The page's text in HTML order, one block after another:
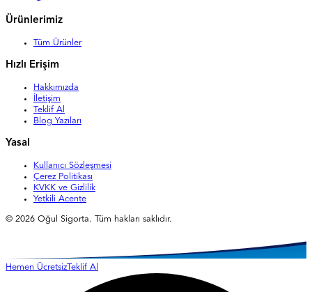
Ürünlerimiz
Tüm Ürünler
Hızlı Erişim
Hakkımızda
İletişim
Teklif Al
Blog Yazıları
Yasal
Kullanıcı Sözleşmesi
Çerez Politikası
KVKK ve Gizlilik
Yetkili Acente
© 2026 Oğul Sigorta. Tüm hakları saklıdır.
Hemen ÜcretsizTeklif Al